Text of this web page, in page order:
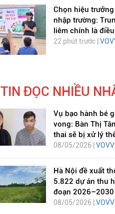
Chọn hiệu
nhập trường:
liêm chính là
22 phút trước |
TIN ĐỌC NHIỀU
Vụ bạo hành bé
vong: Bàn Thị
thai sẽ bị xử lý
08/05/2026 |
Hà Nội đề xuất
5.822 dự án thu
đoạn 2026–2030
08/05/2026 |